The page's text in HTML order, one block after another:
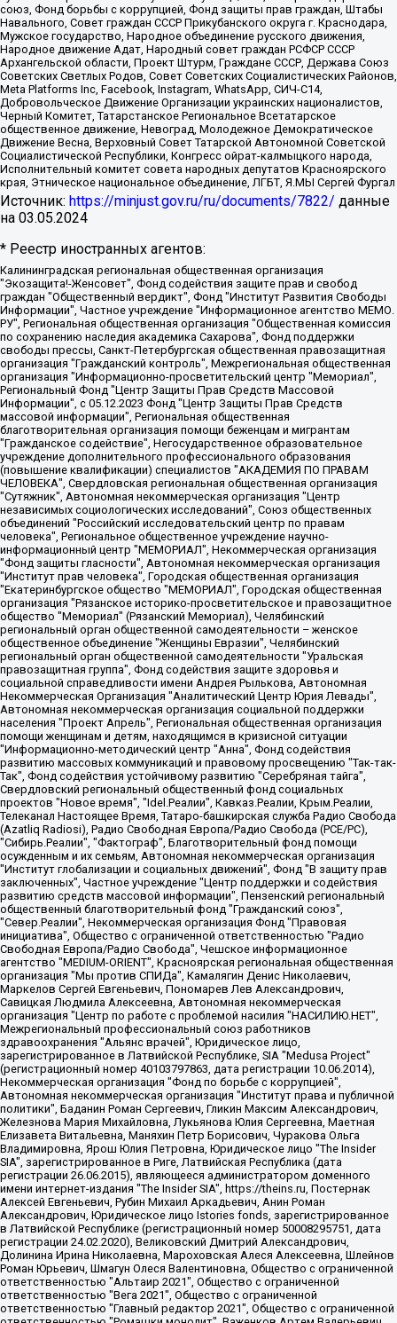
союз, Фонд борьбы с коррупцией, Фонд защиты прав граждан, Штабы
Навального, Совет граждан СССР Прикубанского округа г. Краснодара,
Мужское государство, Народное объединение русского движения,
Народное движение Адат, Народный совет граждан РСФСР СССР
Архангельской области, Проект Штурм, Граждане СССР, Держава Союз
Советских Светлых Родов, Совет Советских Социалистических Районов,
Meta Platforms Inc, Facebook, Instagram, WhatsApp, СИЧ-С14,
Добровольческое Движение Организации украинских националистов,
Черный Комитет, Татарстанское Региональное Всетатарское
общественное движение, Невоград, Молодежное Демократическое
Движение Весна, Верховный Совет Татарской Автономной Советской
Социалистической Республики, Конгресс ойрат-калмыцкого народа,
Исполнительный комитет совета народных депутатов Красноярского
края, Этническое национальное объединение, ЛГБТ, Я.МЫ Сергей Фургал
Источник: https://minjust.gov.ru/ru/documents/7822/ данные
на 03.05.2024
* Реестр иностранных агентов:
Калининградская региональная общественная организация "Экозащита!-Женсовет", Фонд содействия защите прав и свобод граждан "Общественный вердикт", Фонд "Институт Развития Свободы Информации", Частное учреждение "Информационное агентство МЕМО. РУ", Региональная общественная организация "Общественная комиссия по сохранению наследия академика Сахарова", Фонд поддержки свободы прессы, Санкт-Петербургская общественная правозащитная организация "Гражданский контроль", Межрегиональная общественная организация "Информационно-просветительский центр "Мемориал", Региональный Фонд "Центр Защиты Прав Средств Массовой Информации", с 05.12.2023 Фонд "Центр Защиты Прав Средств массовой информации", Региональная общественная благотворительная организация помощи беженцам и мигрантам "Гражданское содействие", Негосударственное образовательное учреждение дополнительного профессионального образования (повышение квалификации) специалистов "АКАДЕМИЯ ПО ПРАВАМ ЧЕЛОВЕКА", Свердловская региональная общественная организация "Сутяжник", Автономная некоммерческая организация "Центр независимых социологических исследований", Союз общественных объединений "Российский исследовательский центр по правам человека", Региональное общественное учреждение научно-информационный центр "МЕМОРИАЛ", Некоммерческая организация "Фонд защиты гласности", Автономная некоммерческая организация "Институт прав человека", Городская общественная организация "Екатеринбургское общество "МЕМОРИАЛ", Городская общественная организация "Рязанское историко-просветительское и правозащитное общество "Мемориал" (Рязанский Мемориал), Челябинский региональный орган общественной самодеятельности – женское общественное объединение "Женщины Евразии", Челябинский региональный орган общественной самодеятельности "Уральская правозащитная группа", Фонд содействия защите здоровья и социальной справедливости имени Андрея Рылькова, Автономная Некоммерческая Организация "Аналитический Центр Юрия Левады", Автономная некоммерческая организация социальной поддержки населения "Проект Апрель", Региональная общественная организация помощи женщинам и детям, находящимся в кризисной ситуации "Информационно-методический центр "Анна", Фонд содействия развитию массовых коммуникаций и правовому просвещению "Так-так-Так", Фонд содействия устойчивому развитию "Серебряная тайга", Свердловский региональный общественный фонд социальных проектов "Новое время", "Idel.Реалии", Кавказ.Реалии, Крым.Реалии, Телеканал Настоящее Время, Татаро-башкирская служба Радио Свобода (Azatliq Radiosi), Радио Свободная Европа/Радио Свобода (PCE/PC), "Сибирь.Реалии", "Фактограф", Благотворительный фонд помощи осужденным и их семьям, Автономная некоммерческая организация "Институт глобализации и социальных движений", Фонд "В защиту прав заключенных", Частное учреждение "Центр поддержки и содействия развитию средств массовой информации", Пензенский региональный общественный благотворительный фонд "Гражданский союз", "Север.Реалии", Некоммерческая организация Фонд "Правовая инициатива", Общество с ограниченной ответственностью "Радио Свободная Европа/Радио Свобода", Чешское информационное агентство "MEDIUM-ORIENT", Красноярская региональная общественная организация "Мы против СПИДа", Камалягин Денис Николаевич, Маркелов Сергей Евгеньевич, Пономарев Лев Александрович, Савицкая Людмила Алексеевна, Автономная некоммерческая организация "Центр по работе с проблемой насилия "НАСИЛИЮ.НЕТ", Межрегиональный профессиональный союз работников здравоохранения "Альянс врачей", Юридическое лицо, зарегистрированное в Латвийской Республике, SIA "Medusa Project" (регистрационный номер 40103797863, дата регистрации 10.06.2014), Некоммерческая организация "Фонд по борьбе с коррупцией", Автономная некоммерческая организация "Институт права и публичной политики", Баданин Роман Сергеевич, Гликин Максим Александрович, Железнова Мария Михайловна, Лукьянова Юлия Сергеевна, Маетная Елизавета Витальевна, Маняхин Петр Борисович, Чуракова Ольга Владимировна, Ярош Юлия Петровна, Юридическое лицо "The Insider SIA", зарегистрированное в Риге, Латвийская Республика (дата регистрации 26.06.2015), являющееся администратором доменного имени интернет-издания "The Insider SIA", https://theins.ru, Постернак Алексей Евгеньевич, Рубин Михаил Аркадьевич, Анин Роман Александрович, Юридическое лицо Istories fonds, зарегистрированное в Латвийской Республике (регистрационный номер 50008295751, дата регистрации 24.02.2020), Великовский Дмитрий Александрович, Долинина Ирина Николаевна, Мароховская Алеся Алексеевна, Шлейнов Роман Юрьевич, Шмагун Олеся Валентиновна, Общество с ограниченной ответственностью "Альтаир 2021", Общество с ограниченной ответственностью "Вега 2021", Общество с ограниченной ответственностью "Главный редактор 2021", Общество с ограниченной ответственностью "Ромашки монолит", Важенков Артем Валерьевич, Ивановская областная общественная организация "Центр гендерных исследований", Гурман Юрий Альбертович, Медиапроект "ОВД-Инфо", Егоров Владимир Владимирович, Жилинский Владимир Александрович, Общество с ограниченной ответственностью "ЗП", Иванова София Юрьевна, Карезина Инна Павловна, Кильтау Екатерина Викторовна, Петров Алексей Викторович, Пискунов Сергей Евгеньевич, Смирнов Сергей Сергеевич, Тихонов Михаил Сергеевич, Общество с ограниченной ответственностью "ЖУРНАЛИСТ-ИНОСТРАННЫЙ АГЕНТ", Арапова Галина Юрьевна, Вольтская Татьяна Анатольевна, Американская компания "Mason G.E.S. Anonymous Foundation" (США), являющаяся владельцем интернет-издания https://mnews.world/, Компания "Stichting Bellingcat", зарегистрированная в Нидерландах (дата регистрации 11.07.2018), Захаров Андрей Вячеславович, Клепиковская Екатерина Дмитриевна, Общество с ограниченной ответственностью "МЕМО", Перл Роман Александрович, Симонов Евгений Алексеевич, Соловьева Елена Анатольевна, Сотников Даниил Владимирович, Сурначева Елизавета Дмитриевна, Автономная некоммерческая организация по защите прав человека и информированию населения "Якутия – Наше Мнение", Общество с ограниченной ответственностью "Москоу диджитал медиа", с 26.01.2023 Общество с ограниченной ответственностью "Чайка Белые сады", Ветошкина Валерия Валерьевна, Заговора Максим Александрович, Межрегиональное общественное движение "Российская ЛГБТ - сеть", Оленичев Максим Владимирович, Павлов Иван Юрьевич, Скворцова Елена Сергеевна, Общество с ограниченной ответственностью "Как бы инагент", Кочетков Игорь Викторович, Общество с ограниченной ответственностью "Честные выборы", Еланчик Олег Александрович, Общество с ограниченной ответственностью "Нобелевский призыв", Гималова Регина Эмилевна, Григорьев Андрей Валерьевич, Григорьева Алина Александровна, Ассоциация по содействию защите прав призывников, альтернативнослужащих и военнослужащих "Правозащитная группа "Гражданин.Армия.Право", Хисамова Регина Фаритовна, Автономная некоммерческая организация по реализации социально-правовых программ "Лилит", Дальневосточное общественное движение "Маяк", Санкт-Петербургская ЛГБТ-инициативная группа "Выход", Инициативная группа ЛГБТ+ "Реверс", Алексеев Андрей Викторович, Бекбулатова Таисия Львовна, Беляев Иван Михайлович, Владыкина Елена Сергеевна, Гельман Марат Александрович, Никульшина Вероника Юрьевна, Толоконникова Надежда Андреевна, Шендерович Виктор Анатольевич, Общество с ограниченной ответственностью "Данное сообщение", Общество с ограниченной ответственностью Издательский дом "Новая глава", Айнбиндер Александра Александровна, Московский комьюнити-центр для ЛГБТ+инициатив, Благотворительный фонд развития филантропии, Deutsche Welle (Германия, Kurt-Schumacher-Strasse 3, 53113 Bonn), Борзунова Мария Михайловна, Воробьев Виктор Викторович, Голубева Анна Львовна, Константинова Алла Михайловна, Малкова Ирина Владимировна, Мурадов Мурад Абдулгалимович, Осетинская Елизавета Николаевна, Понасенков Евгений Николаевич, Ганапольский Матвей Юрьевич, Киселев Евгений Алексеевич, Борухович Ирина Григорьевна, Дремин Иван Тимофеевич, Дубровский Дмитрий Викторович, Красноярская региональная общественная организация поддержки и развития альтернативных образовательных технологий и межкультурных коммуникаций "ИНТЕРРА", Маяковская Екатерина Алексеевна, Фейгин Марк Захарович, Филимонов Андрей Викторович, Дзугкоева Регина Николаевна, Доброхотов Роман Александрович, Дудь Юрий Александрович, Елкин Сергей Владимирович, Кругликов Кирилл Игоревич, Сабунаева Мария Леонидовна, Семенов Алексей Владимирович, Шаинян Карен Багратович, Шульман Екатерина Михайловна, Асафьев Артур Валерьевич, Вахштайн Виктор Семенович, Венедиктов Алексей Алексеевич, Лушникова Екатерина Евгеньевна, Волков Леонид Михайлович, Невзоров Александр Глебович, Пархоменко Сергей Борисович, Сироткин Ярослав Николаевич, Кара-Мурза Владимир Владимирович, Баранова Наталья Владимировна, Гозман Леонид Яковлевич, Кагарлицкий Борис Юльевич, Климарев Михаил Валерьевич, Милов Владимир Станиславович, Автономная некоммерческая организация Краснодарский центр современного искусства "Типография", Моргенштерн Алишер Тагирович, Соболь Любовь Эдуардовна, Общество с ограниченной ответственностью "ЛИЗА НОРМ", Каспаров Гарри Кимович, Ходорковский Михаил Борисович, Общество с ограниченной ответственностью "Апрельские тезисы", Данилович Ирина Брониславовна, Кашин Олег Владимирович, Петров Николай Владимирович, Пивоваров Алексей Владимирович, Соколов Михаил Владимирович, Цветкова Юлия Владимировна, Чичваркин Евгений Александрович, Комитет против пыток/Команда против пыток, Общество с ограниченной ответственностью "Первый научный", Общество с ограниченной ответственностью "Вертолет и ко", Белоцерковская Вероника Борисовна, Кац Максим Евгеньевич, Лазарева Татьяна Юрьевна, Шаведдинов Руслан Табризович, Яшин Илья Валерьевич, Общество с ограниченной ответственностью "Иноагент ААВ", Алешковский Дмитрий Петрович, Альбац Евгения Марковна, Быков Дмитрий Львович, Галямина Юлия Евгеньевна, Лойко Сергей Леонидович, Мартынов Кирилл Константинович, Медведев Сергей Александрович, Крашенинников Федор Геннадиевич, Гордеева Катерина Вл